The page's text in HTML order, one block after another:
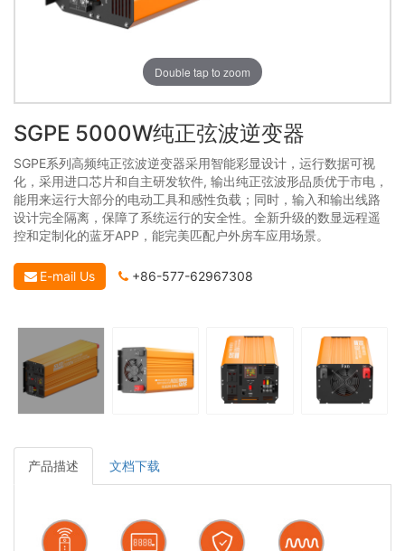
Double tap to zoom
SGPE 5000W纯正弦波逆变器
SGPE系列高频纯正弦波逆变器采用智能彩显设计，运行数据可视
化，采用进口芯片和自主研发软件, 输出纯正弦波形品质优于市电，
能用来运行大部分的电动工具和感性负载；同时，输入和输出线路
设计完全隔离，保障了系统运行的安全性。全新升级的数显远程遥
控和定制化的蓝牙APP，能完美匹配户外房车应用场景。
E-mail Us +86-577-62967308
产品描述 文档下载